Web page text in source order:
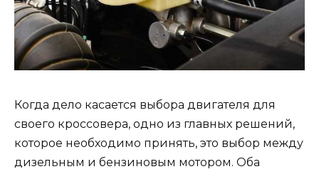
Когда дело касается выбора двигателя для
своего кроссовера, одно из главных решений,
которое необходимо принять, это выбор между
дизельным и бензиновым мотором. Оба